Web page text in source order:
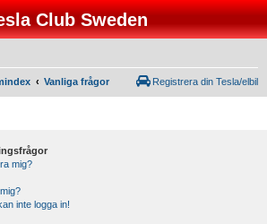
Club Sweden
Vanliga frågor Registrera din Tesla/elbil
mig?
inte logga in!